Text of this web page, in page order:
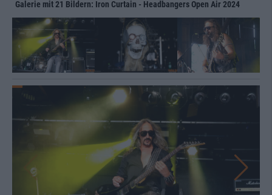
Galerie mit 21 Bildern: Iron Curtain - Headbangers Open Air 2024